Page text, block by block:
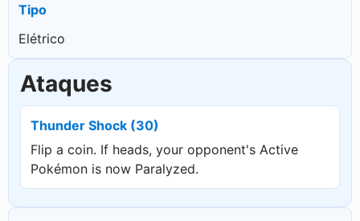
Tipo
Elétrico
Ataques
Thunder Shock (30)
Flip a coin. If heads, your opponent's Active
Pokémon is now Paralyzed.